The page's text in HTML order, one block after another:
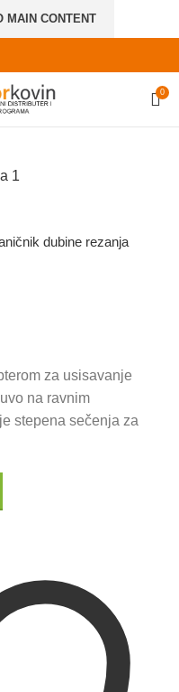
MAIN CONTENT
0
dubine rezanja
za usisavanje
na ravnim
stepena sečenja za